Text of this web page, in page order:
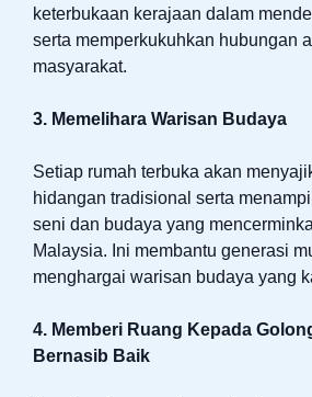
keterbukaan kerajaan dalam
serta memperkukuhkan hubungan
masyarakat.
3. Memelihara Warisan Budaya
Setiap rumah terbuka akan
hidangan tradisional serta
seni dan budaya yang
Malaysia. Ini membantu generasi
menghargai warisan budaya yang
4. Memberi Ruang Kepada
Bernasib Baik